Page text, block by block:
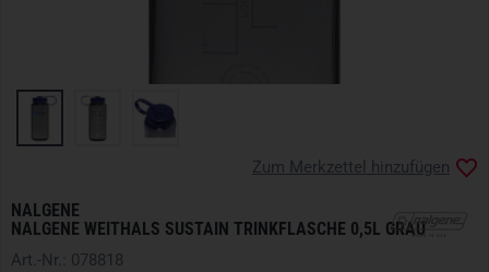
NALGENE
NALGENE WEITHALS SUSTAIN TRINKFLASCHE 0,5L GRAU
Zum Merkzettel hinzufügen
Art.-Nr.: 078818